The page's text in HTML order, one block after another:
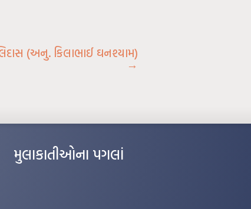
(અનુ. કિલાભાઈ ઘનશ્યામ)
→
મુલાકાતીઓના પગલાં